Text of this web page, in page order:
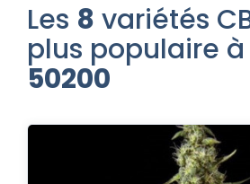
Les 8 variétés
plus populaire à
50200